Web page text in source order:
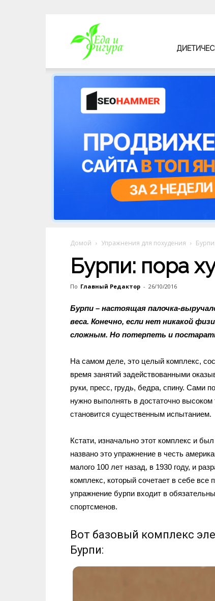
фигура
Домой Упражнения для похудения
Бурпи: пора
По Главный Редактор - 26/10/2016
Бурпи – настоящая палочка-
веса. Конечно, если нет никакой
сложным. Но потерпеть и
На самом деле, это целый комплекс,
время занятий задействованными
руки, пресс, грудь, бедра, спину. Сами
нужно выполнять в достаточно
становится существенным испытанием.
Кстати, изначально этот комплекс и
названо это упражнение в честь
малого 100 лет назад, в 1930 году, и
комплекс, который сочетает в себе
упражнение бурпи входит в
спортсменов.
Вот базовый комплекс
Бурпи: